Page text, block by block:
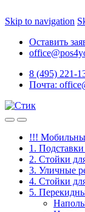
Skip to navigation
Оставить
8 (495) 221-
Почта:
!!!
1.
2. Стойки
3. Уличные
4. Стойки
5.